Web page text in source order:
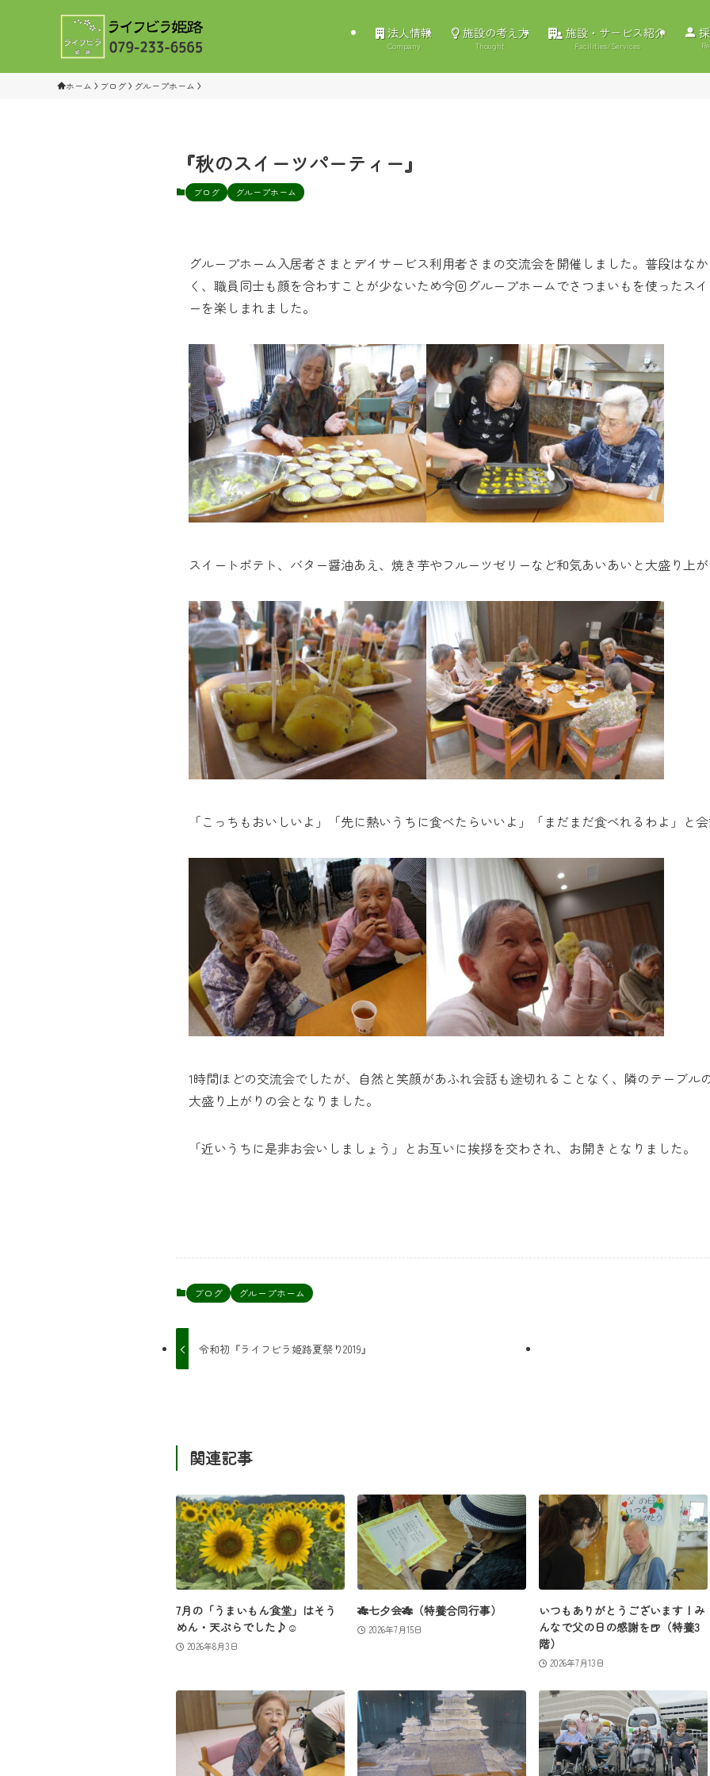
法人情報
Company
施設の考え方
Thought
施設・サービス紹介
Facilities/Services
ホーム ブログ グループホーム
『秋のスイーツパーティー』
ブログ グループホーム
グループホーム入居者さまとデイサービス利用者さまの交流会を開催しました。普段はな
く、職員同士も顔を合わすことが少ないため今回グループホームでさつまいもを使ったス
ーを楽しまれました。
スイートポテト、バター醤油あえ、焼き芋やフルーツゼリーなど和気あいあいと大盛り上が
「こっちもおいしいよ」「先に熱いうちに食べたらいいよ」「まだまだ食べれるわよ」と
1時間ほどの交流会でしたが、自然と笑顔があふれ会話も途切れることなく、隣のテーブル
大盛り上がりの会となりました。
「近いうちに是非お会いしましょう」とお互いに挨拶を交わされ、お開きとなりました。
ブログ グループホーム
令和初『ライフビラ姫路夏祭り2019』
関連記事
7月の「うまいもん食堂」はそう
めん・天ぷらでした♪☺
2026年8月3日
🎋七夕会🎋（特養合同行事）
2026年7月15日
いつもありがとうございます！み
んなで父の日の感謝を🍺（特養3
階）
2026年7月13日